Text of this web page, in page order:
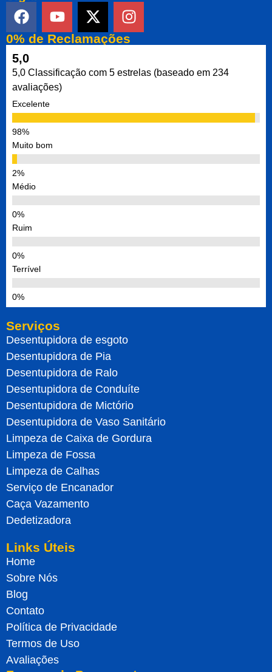
0% de Reclamações
5,0
5,0 Classificação com 5 estrelas (baseado em 234
avaliações)
Excelente
Muito bom
Médio
Ruim
Terrível
Serviços
Desentupidora de esgoto
Desentupidora de Pia
Desentupidora de Ralo
Desentupidora de Conduíte
Desentupidora de Mictório
Desentupidora de Vaso Sanitário
Limpeza de Caixa de Gordura
Limpeza de Fossa
Limpeza de Calhas
Serviço de Encanador
Caça Vazamento
Dedetizadora
Links Úteis
Home
Sobre Nós
Blog
Contato
Política de Privacidade
Termos de Uso
Avaliações